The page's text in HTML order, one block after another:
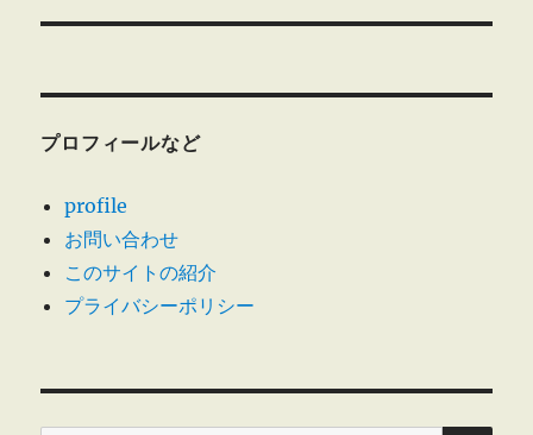
ー
投
プロフィールなど
profile
お問い合わせ
このサイトの紹介
プライバシーポリシー